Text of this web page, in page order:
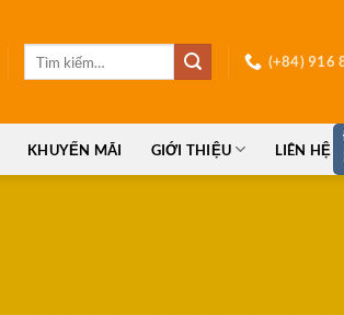
(+84) 916
KHUYẾN MÃI GIỚI THIỆU LIÊN HỆ